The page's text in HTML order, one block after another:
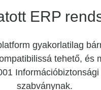
ERP
gyakorlatilag
tehető, és
szabványnak.